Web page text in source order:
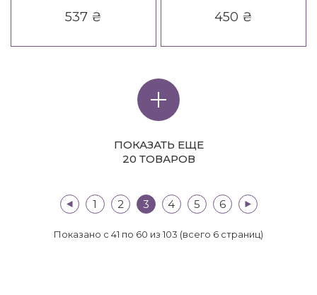
537 ₴ 450 ₴
ПОКАЗАТЬ ЕЩЕ
20 ТОВАРОВ
|< 1 2 3 4 5 6 >|
Показано с 41 по 60 из 103 (всего 6 страниц)